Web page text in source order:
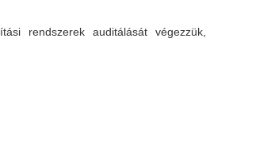
rendszerek auditálását végezzük,